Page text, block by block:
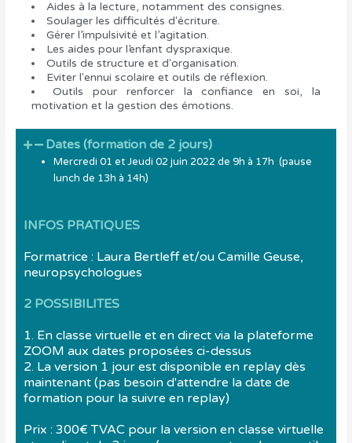
Aides à la lecture, notamment des consignes.
Soulager les difficultés d'écriture.
Gérer l’impulsivité et l’agitation.
Les aides pour l’enfant dyspraxique.
Outils de structure et d'organisation.
Eviter l'ennui scolaire et outils de réflexion.
Outils pour renforcer la confiance en soi, la
motivation et la gestion des émotions.
Dates (formation de 2 jours)
Mercredi 01 et Jeudi 02 juin 2022 de 9h à 17h (pause
lunch de 13h à 14h)
INFOS PRATIQUES
Formatrice : Laura Bertleff et/ou Camille Geuse,
neuropsychologues
2 POSSIBILITES
1. En classe virtuelle et en direct via la plateforme
ZOOM aux dates proposées ci-dessus
2. La version 1 jour est disponible en replay dès
maintenant (pas besoin d'attendre la date de
formation pour la suivre en replay)
Prix : 300€ TVAC pour la version en classe virtuelle